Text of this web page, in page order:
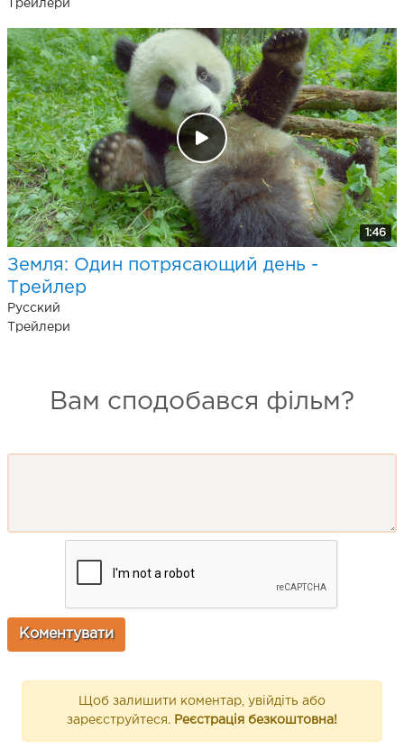
Трейлери
1:46
Земля: Один потрясающий день -
Трейлер
Pусский
Трейлери
Вам сподобався фільм?
Щоб залишити коментар, увійдіть або
зареєструйтеся. Реєстрація безкоштовна!